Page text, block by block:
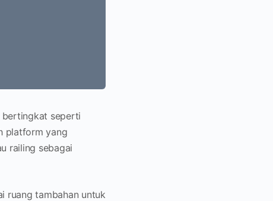
bertingkat seperti
platform yang
railing sebagai
ruang tambahan untuk